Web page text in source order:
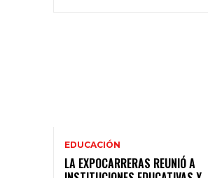
EDUCACIÓN
LA EXPOCARRERAS REUNIÓ A